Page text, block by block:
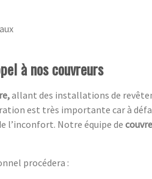
à nos couvreurs
allant des installations de
est très importante car à
l’inconfort. Notre équipe de
procédera :